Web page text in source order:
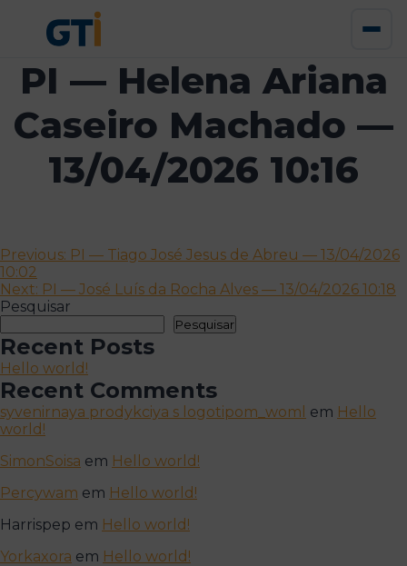
PI — Helena Ariana
Caseiro Machado —
13/04/2026 10:16
Navegação
de
artigos
Previous: PI — Tiago José Jesus de Abreu — 13/04/2026
10:02
Next: PI — José Luís da Rocha Alves — 13/04/2026 10:18
Pesquisar
Pesquisar
Recent Posts
Hello world!
Recent Comments
syvenirnaya prodykciya s logotipom_woml em Hello
world!
SimonSoisa em Hello world!
Percywam em Hello world!
Harrispep em Hello world!
Yorkaxora em Hello world!